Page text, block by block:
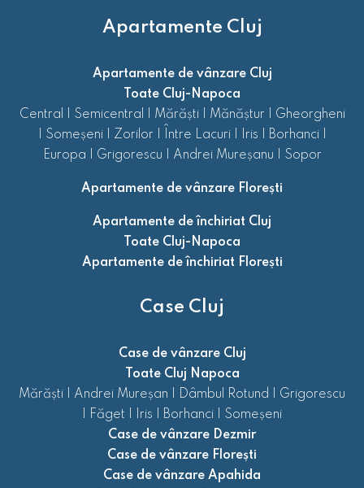
Apartamente Cluj
Apartamente de vânzare Cluj
Toate Cluj-Napoca
Central
Semicentral Mărăști| Mănăștur
Gheorgheni
Someșeni| Zorilor Între Lacuri| Iris Borhanci|
Europa
Grigorescu Andrei Mureșanu Sopor
Apartamente de vânzare Florești
Apartamente de închiriat Cluj
Toate Cluj-Napoca
Apartamente de închiriat Florești
Case Cluj
Case de vânzare Cluj
Toate Cluj Napoca
Mărăști
Andrei Mureșan Dâmbul Rotund
Grigorescu
Făget Iris Borhanci
Someșeni
Case de vânzare Dezmir
Case de vânzare Florești
Case de vânzare Apahida